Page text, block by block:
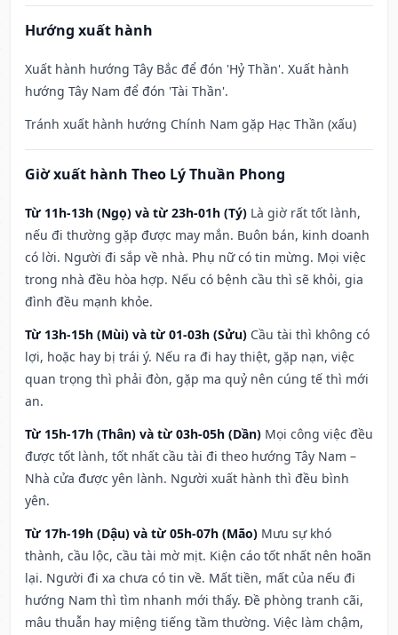
Hướng xuất hành
Xuất hành hướng Tây Bắc để đón 'Hỷ Thần'. Xuất hành
hướng Tây Nam để đón 'Tài Thần'.
Tránh xuất hành hướng Chính Nam gặp Hạc Thần (xấu)
Giờ xuất hành Theo Lý Thuần Phong
Từ 11h-13h (Ngọ) và từ 23h-01h (Tý) Là giờ rất tốt lành,
nếu đi thường gặp được may mắn. Buôn bán, kinh doanh
có lời. Người đi sắp về nhà. Phụ nữ có tin mừng. Mọi việc
trong nhà đều hòa hợp. Nếu có bệnh cầu thì sẽ khỏi, gia
đình đều mạnh khỏe.
Từ 13h-15h (Mùi) và từ 01-03h (Sửu) Cầu tài thì không có
lợi, hoặc hay bị trái ý. Nếu ra đi hay thiệt, gặp nạn, việc
quan trọng thì phải đòn, gặp ma quỷ nên cúng tế thì mới
an.
Từ 15h-17h (Thân) và từ 03h-05h (Dần) Mọi công việc đều
được tốt lành, tốt nhất cầu tài đi theo hướng Tây Nam –
Nhà cửa được yên lành. Người xuất hành thì đều bình
yên.
Từ 17h-19h (Dậu) và từ 05h-07h (Mão) Mưu sự khó
thành, cầu lộc, cầu tài mờ mịt. Kiện cáo tốt nhất nên hoãn
lại. Người đi xa chưa có tin về. Mất tiền, mất của nếu đi
hướng Nam thì tìm nhanh mới thấy. Đề phòng tranh cãi,
mâu thuẫn hay miệng tiếng tầm thường. Việc làm chậm,